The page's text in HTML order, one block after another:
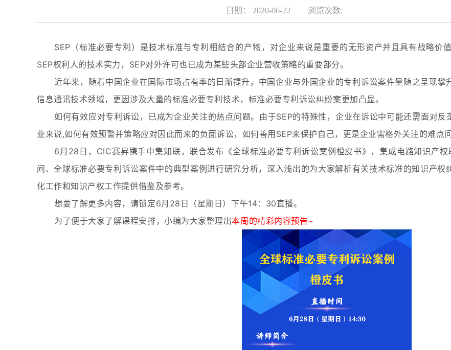
日期： 2020-06-22 浏览次数:
SEP（标准必要专利）是技术标准与专利相结合的产物，对企业来说是重要的无形资产并且具有战略价
SEP权利人的技术实力，SEP对外许可也已成为某些头部企业营收策略的重要部分。
近年来，随着中国企业在国际市场占有率的日渐提升，中国企业与外国企业的专利诉讼案件量随之呈现攀
信息通讯技术领域，更因涉及大量的标准必要专利技术，标准必要专利诉讼纠纷案更加凸显。
如何有效应对专利诉讼，已成为企业关注的热点问题。由于SEP的特殊性，企业在诉讼中可能还需面对反
业来说,如何有效预警并策略应对因此而来的负面诉讼，如何善用SEP来保护自己，更是企业需格外关注的难点问
6月28日，CIC赛昇携手中集知联，联合发布《全球标准必要专利诉讼案例橙皮书》，集成电路知识产
间、全球标准必要专利诉讼案件中的典型案例进行研究分析，深入浅出的为大家解析有关技术标准的知识产权
化工作和知识产权工作提供借鉴及参考。
想要了解更多内容，请锁定6月28日（星期日）下午14：30直播。
为了便于大家了解课程安排，小编为大家整理出本周的精彩内容预告~